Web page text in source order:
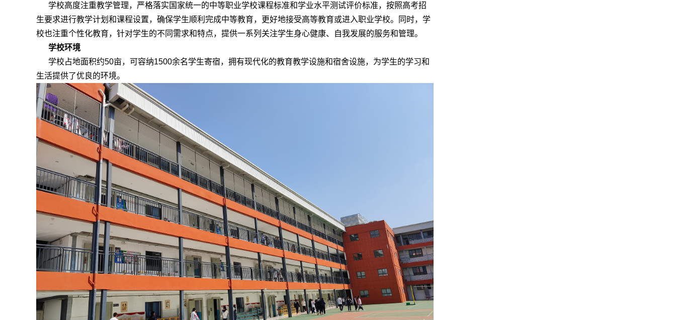
学校高度注重教学管理，严格落实国家统一的中等职业学校课程标准和学业水平测试评价标准，按照高考招
生要求进行教学计划和课程设置，确保学生顺利完成中等教育，更好地接受高等教育或进入职业学校。同时，学
校也注重个性化教育，针对学生的不同需求和特点，提供一系列关注学生身心健康、自我发展的服务和管理。
学校环境
学校占地面积约50亩，可容纳1500余名学生寄宿，拥有现代化的教育教学设施和宿舍设施，为学生的学习和
生活提供了优良的环境。